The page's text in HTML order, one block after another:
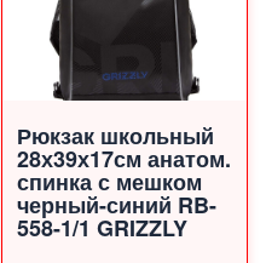
Рюкзак школьный
28х39х17см анатом.
спинка с мешком
черный-синий RB-
558-1/1 GRIZZLY